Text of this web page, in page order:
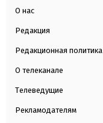
О нас
Редакция
Редакционная политика
О телеканале
Телеведущие
Рекламодателям